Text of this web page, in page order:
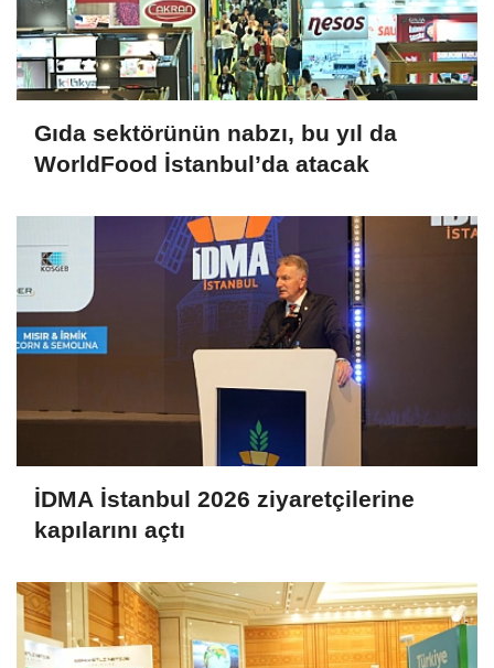
Gıda sektörünün nabzı, bu yıl da
WorldFood İstanbul’da atacak
İDMA İstanbul 2026 ziyaretçilerine
kapılarını açtı